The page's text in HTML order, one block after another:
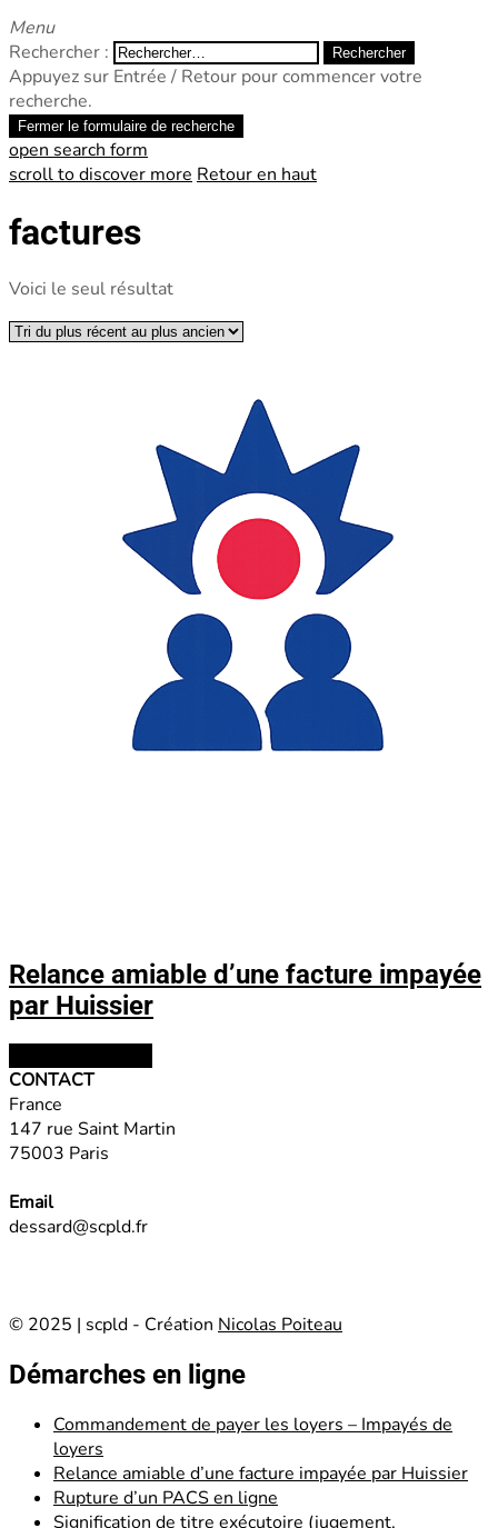
Menu
Rechercher :
Appuyez sur Entrée / Retour pour commencer votre
recherche.
Fermer le formulaire de recherche
open search form
scroll to discover more Retour en haut
factures
Voici le seul résultat
Relance amiable d’une facture impayée
par Huissier
CONTACT
France
147 rue Saint Martin
75003 Paris
Email
dessard@scpld.fr
© 2025 | scpld - Création Nicolas Poiteau
Démarches en ligne
Commandement de payer les loyers – Impayés de
loyers
Relance amiable d’une facture impayée par Huissier
Rupture d’un PACS en ligne
Signification de titre exécutoire (jugement,